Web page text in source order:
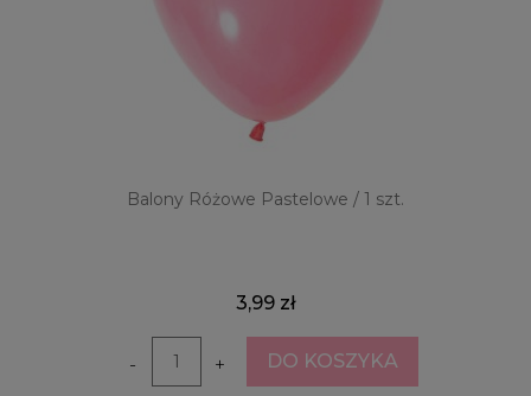
Balony Różowe Pastelowe / 1 szt.
3,99 zł
- + DO KOSZYKA